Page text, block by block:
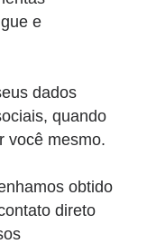
e
dados
quando
você mesmo.
obtido
direto